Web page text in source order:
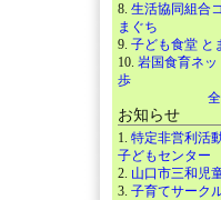
8. 生活協同組合
まぐち
9. 子ども食堂 と
10. 岩国食育ネッ
歩
お知らせ
1. 特定非営利活
子どもセンター
2. 山口市三和児
3. 子育てサーク